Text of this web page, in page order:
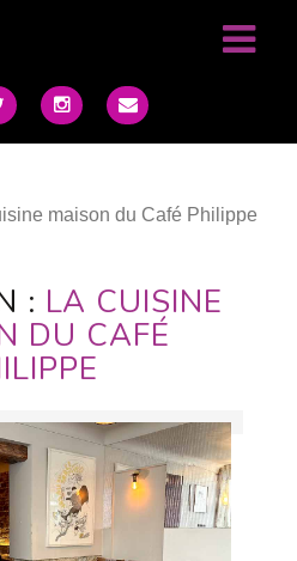
maison du Café Philippe
: LA CUISINE
DU CAFÉ